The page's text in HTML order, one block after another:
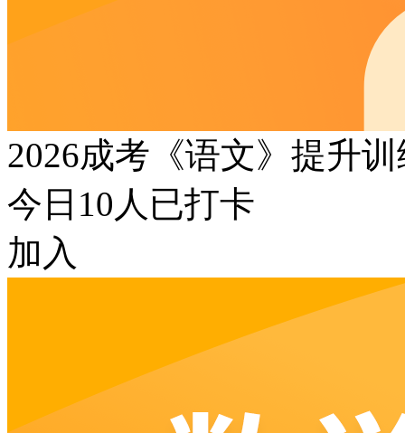
2026成考《语文》提升
今日 10 人已打卡
加入